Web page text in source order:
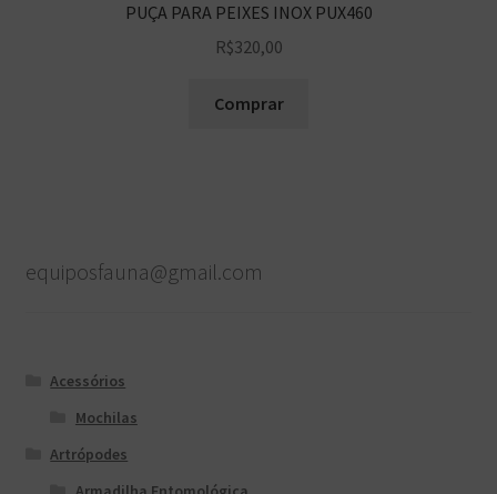
PUÇA PARA PEIXES INOX PUX460
R$320,00
Comprar
equiposfauna@gmail.com
Acessórios
Mochilas
Artrópodes